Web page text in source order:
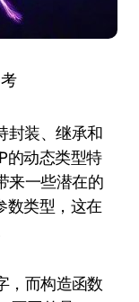
封装、继承和
的动态类型特
来一些潜在的
数类型，这在
，而构造函数